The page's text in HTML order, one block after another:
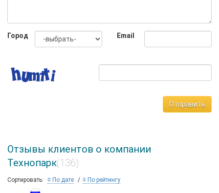
Город Email
Отправить
Отзывы клиентов о компании
Технопарк(136)
Сортировать: По дате По рейтингу